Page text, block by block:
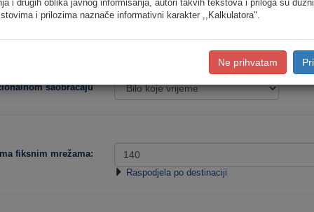
saobraćaju
fiksnim mrežama:
Raspodjela po destinaciji
i drugih oblika javnog informisanja, autori takvih tekstova i priloga su
i prilozima naznače informativni karakter ,,Kalkulatora".
Ne prihvatam